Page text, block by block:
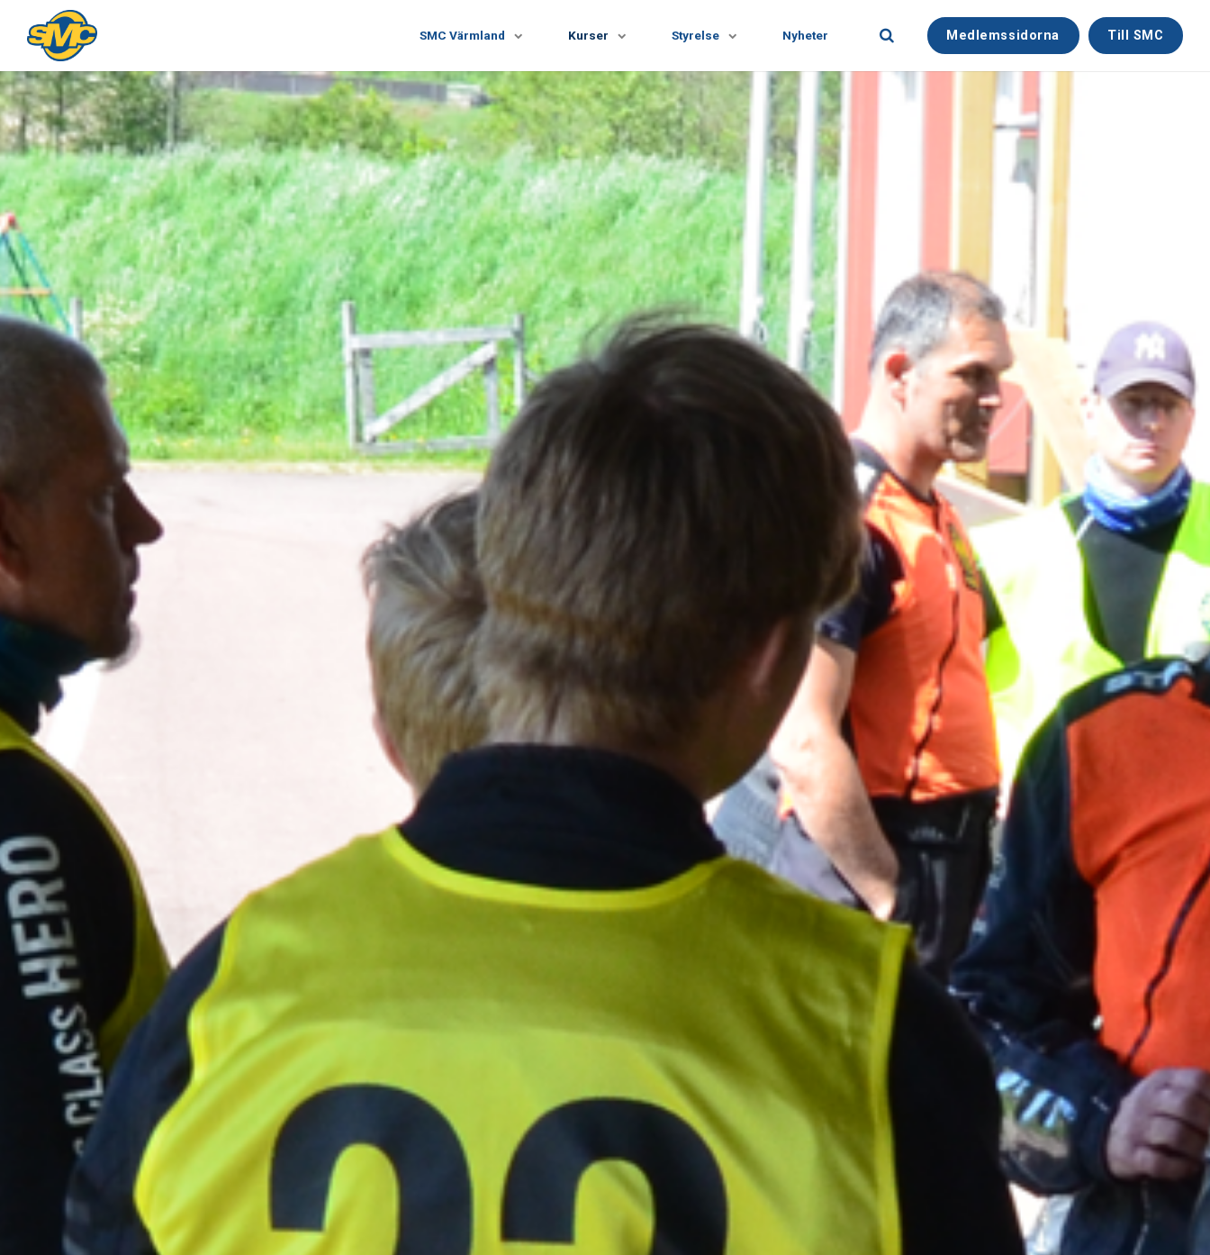
SMC Värmland Kurser Styrelse Nyheter Medlemssidorna Till SMC